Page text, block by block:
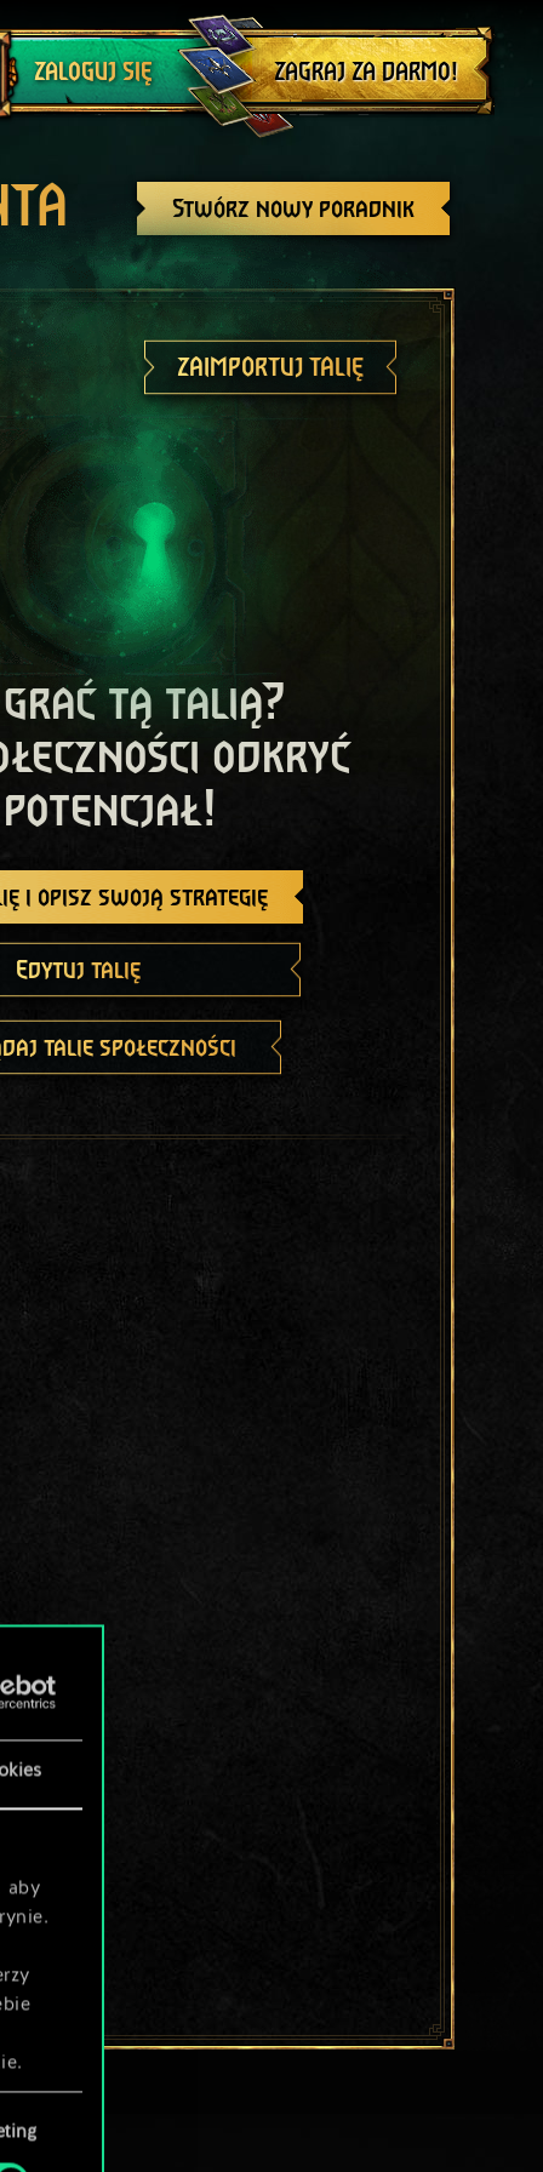
aby
ZALOGUJ SIĘ
Wyloguj się
ZAGRAJ ZA DARMO!
Stwórz nowy poradnik
ZAIMPORTUJ TALIĘ
grać tą talią?
odkryć
i opisz swoją strategię
Edytuj talię
talie społeczności